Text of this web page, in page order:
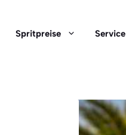
Spritpreise Service